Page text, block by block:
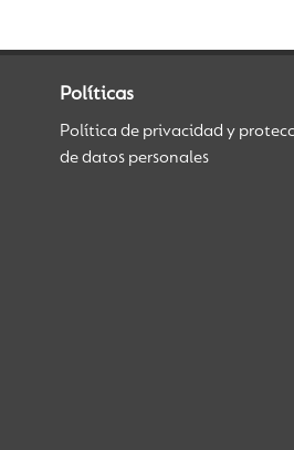
Políticas
Política de privacidad y
de datos personales